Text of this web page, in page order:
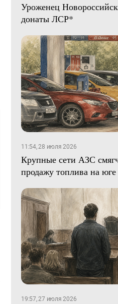
Уроженец
донаты ЛСР*
11:54, 28 июля 2026
Крупные сети АЗС
продажу топлива на
19:57, 27 июля 2026